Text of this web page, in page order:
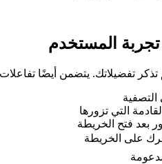
المستخدم
تذكر تفضيلاتك. يتضمن أيضًا
التصفية
التي تزورها
بعد فتح الخريطة
على الخريطة